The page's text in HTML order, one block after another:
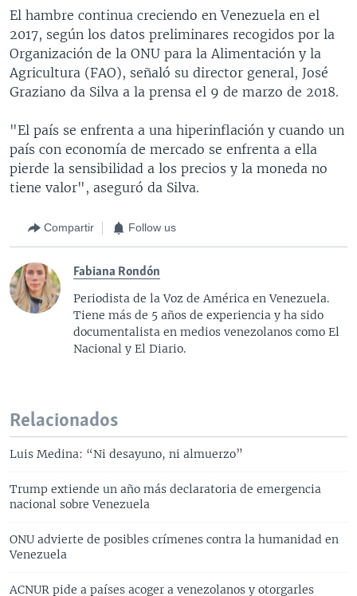
El hambre continua creciendo en Venezuela en el
2017, según los datos preliminares recogidos por la
Organización de la ONU para la Alimentación y la
Agricultura (FAO), señaló su director general, José
Graziano da Silva a la prensa el 9 de marzo de 2018.
"El país se enfrenta a una hiperinflación y cuando un
país con economía de mercado se enfrenta a ella
pierde la sensibilidad a los precios y la moneda no
tiene valor", aseguró da Silva.
Compartir Follow us
Fabiana Rondón
Periodista de la Voz de América en Venezuela.
Tiene más de 5 años de experiencia y ha sido
documentalista en medios venezolanos como El
Nacional y El Diario.
Relacionados
Luis Medina: “Ni desayuno, ni almuerzo”
Trump extiende un año más declaratoria de emergencia
nacional sobre Venezuela
ONU advierte de posibles crímenes contra la humanidad en
Venezuela
ACNUR pide a países acoger a venezolanos y otorgarles